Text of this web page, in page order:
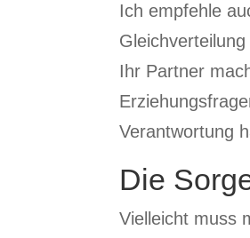
Ich empfehle
Ihr Partner
Verantwortung
Die
Vielleicht muss